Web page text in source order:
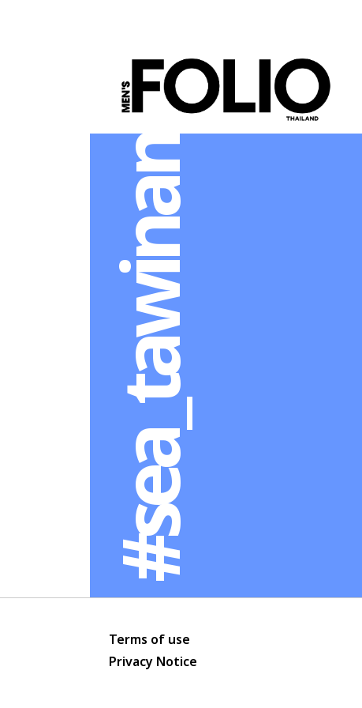
#sea_tawinan
Terms of use
Privacy Notice